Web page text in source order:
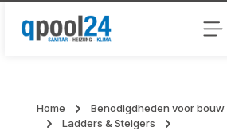
Ga naar de hoofdinhoud
Home
Benodigdheden voor
Ladders & Steigers